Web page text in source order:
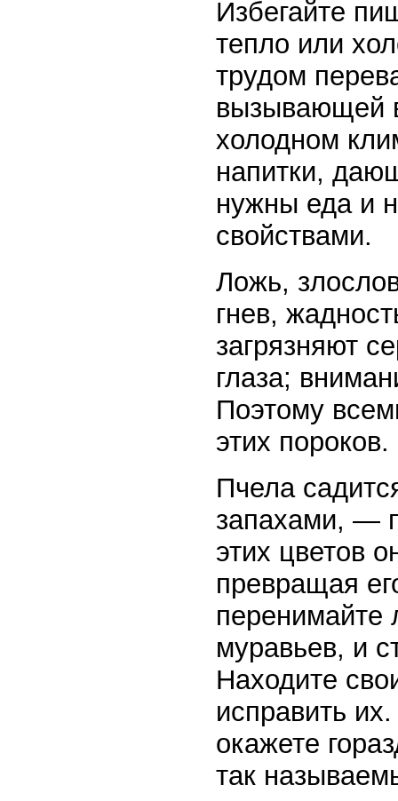
Избегайте
тепло или
трудом
вызывающей
холодном
напитки,
нужны еда и
свойствами.
Ложь,
гнев,
загрязняют
глаза;
Поэтому
этих пороков.
Пчела
запахами, —
этих цветов
превращая
перенимайте
муравьев, и
Находите
исправить
окажете
так